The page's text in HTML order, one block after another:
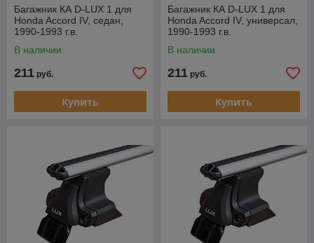
Багажник КА D-LUX 1 для
Honda Accord IV, седан,
1990-1993 г.в.
В наличии
211 руб.
Купить
Багажник КА D-LUX 1 для
Honda Accord IV, универсал,
1990-1993 г.в.
В наличии
211 руб.
Купить